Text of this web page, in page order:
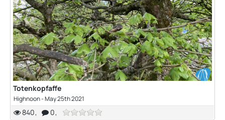
Totenkopfaffe
Highnoon-May 25th 2021
840 0